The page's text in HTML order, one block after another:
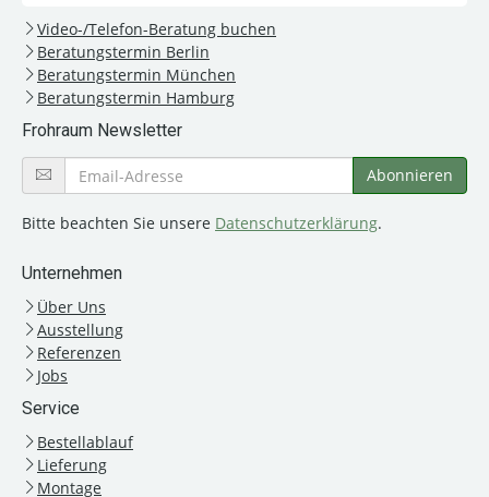
Video-/Telefon-Beratung buchen
Beratungstermin Berlin
Beratungstermin München
Beratungstermin Hamburg
Frohraum Newsletter
Bitte beachten Sie unsere Datenschutzerklärung.
Unternehmen
Über Uns
Ausstellung
Referenzen
Jobs
Service
Bestellablauf
Lieferung
Montage